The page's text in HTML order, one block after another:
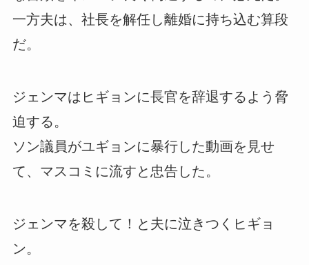
一方夫は、社長を解任し離婚に持ち込む算段
だ。
ジェンマはヒギョンに長官を辞退するよう脅
迫する。
ソン議員がユギョンに暴行した動画を見せ
て、マスコミに流すと忠告した。
ジェンマを殺して！と夫に泣きつくヒギョ
ン。